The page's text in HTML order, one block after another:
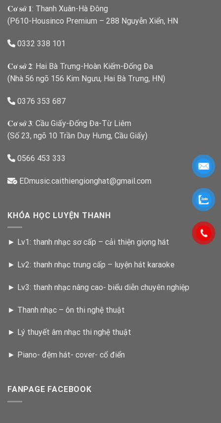
𝐂𝐨̛ 𝐬𝐨̛̉ 𝟏: Thanh Xuân-Hà Đông
(P610-Housinco Premium – 288 Nguyễn Xiển, HN
0332 338 101
𝐂𝐨̛ 𝐬𝐨̛̉ 𝟐: Hai Bà Trưng-Hoàn Kiếm-Đống Đa
(Nhà 56 ngõ 156 Kim Ngưu, Hai Bà Trưng, HN)
0376 353 687
𝐂𝐨̛ 𝐬𝐨̛̉ 𝟑: Cầu Giấy-Đống Đa-Từ Liêm
(Số 23, ngõ 10 Trần Duy Hưng, Cầu Giấy)
0566 453 333
EDmusic.caithiengionghat@gmail.com
KHÓA HỌC LUYỆN THANH
► Lv1: thanh nhạc sơ cấp – cải thiện giọng hát
► Lv2: thanh nhạc trung cấp – luyện hát karaoke
► Lv3: thanh nhạc nâng cao- biểu diễn chuyên nghiệp
► Thanh nhạc – ôn thi nghệ thuật
► Lý thuyết âm nhạc thi nghệ thuật
► Piano- đệm hát- cover- cổ điển
FANPAGE FACEBOOK